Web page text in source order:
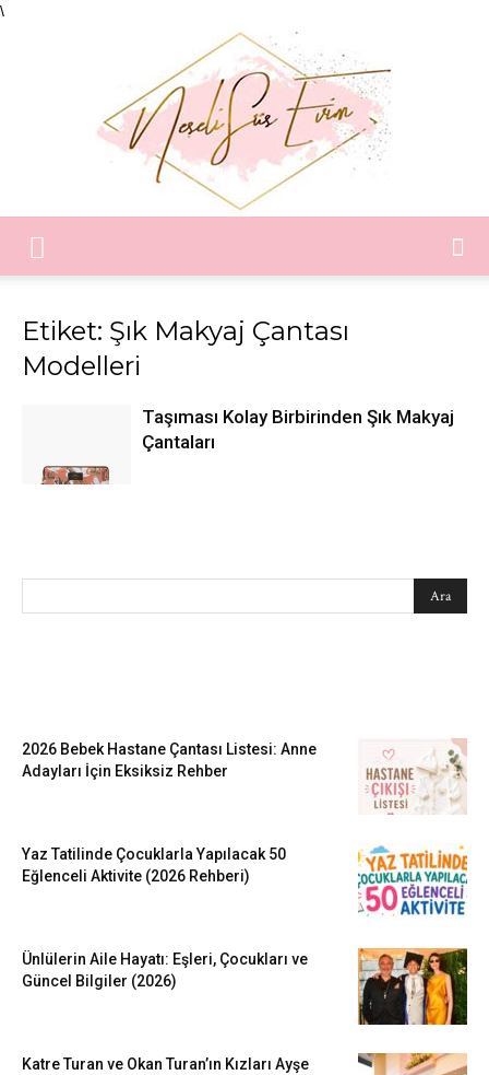
\
Etiket: Şık Makyaj Çantası
Modelleri
Taşıması Kolay Birbirinden Şık Makyaj
Çantaları
2026 Bebek Hastane Çantası Listesi: Anne
Adayları İçin Eksiksiz Rehber
Yaz Tatilinde Çocuklarla Yapılacak 50
Eğlenceli Aktivite (2026 Rehberi)
Ünlülerin Aile Hayatı: Eşleri, Çocukları ve
Güncel Bilgiler (2026)
Katre Turan ve Okan Turan’ın Kızları Ayşe